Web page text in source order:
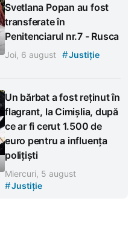
Svetlana Popan au fost
transferate în
Penitenciarul nr.7 - Rusca
Joi, 6 august #Justiție
Un bărbat a fost reținut în
flagrant, la Cimișlia, după
ce ar fi cerut 1.500 de
euro pentru a influența
polițiști
Miercuri, 5 august
#Justiție